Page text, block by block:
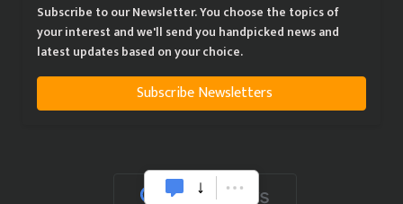
Subscribe to our Newsletter. You choose the topics of
your interest and we'll send you handpicked news and
latest updates based on your choice.
Subscribe Newsletters